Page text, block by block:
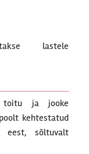
lastele
toitu ja jooke
kehtestatud
eest, sõltuvalt